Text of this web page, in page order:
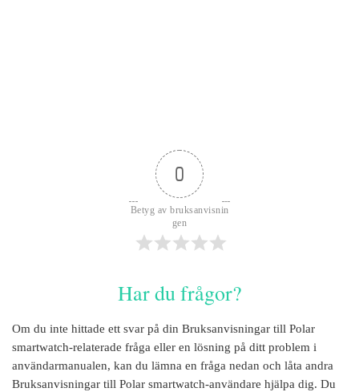
0
Betyg av bruksanvisnin
gen
Har du frågor?
Om du inte hittade ett svar på din Bruksanvisningar till Polar
smartwatch-relaterade fråga eller en lösning på ditt problem i
användarmanualen, kan du lämna en fråga nedan och låta andra
Bruksanvisningar till Polar smartwatch-användare hjälpa dig. Du